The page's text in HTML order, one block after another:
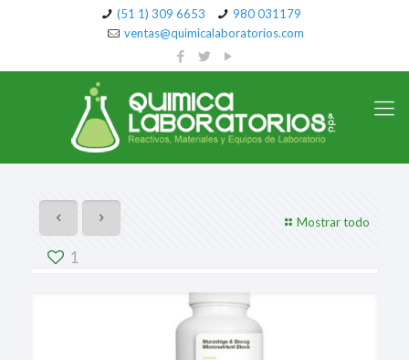
(51 1) 309 6653
980 031179
ventas@quimicalaboratorios.com
Mostrar todo
1